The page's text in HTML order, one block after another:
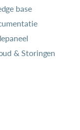
base
& Storingen